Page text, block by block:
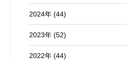
2024年 (44)
2023年 (52)
2022年 (44)